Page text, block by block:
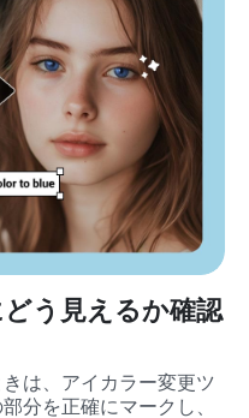
う見えるか確認
は、アイカラー変更ツ
分を正確にマークし、